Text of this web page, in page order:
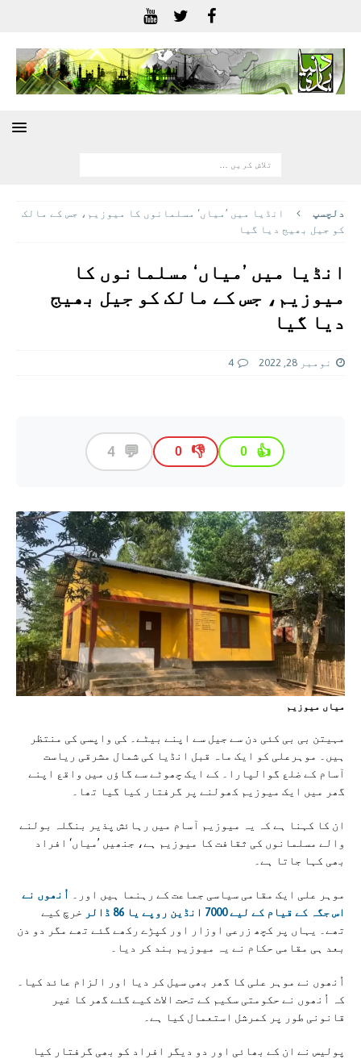
دلچسپ
انڈیا میں ’میاں‘ مسلمانوں کا میوزیم، جس کے مالک
کو جیل بھیج دیا گیا
انڈیا میں ’میاں‘ مسلمانوں کا
میوزیم، جس کے مالک کو جیل بھیج
دیا گیا
نومبر 28, 2022 4
👍
0
👎
0
💬
4
مياں ميوزيم
مہیتن بی بی کئی دن سے جیل سے اپنے بیٹے۔ کی واپسی کی منتظر
ہیں۔ موہرعلی کو ایک ماہ قبل انڈیا کی شمال مشرقی ریاست
آسام کے ضلع گوالپارا۔ کے ایک چھوٹے سے گاؤں میں واقع اپنے
گھر میں ایک میوزیم کھولنے پر گرفتار کیا گیا تھا۔
ان کا کہنا ہے کہ یہ میوزیم آسام میں رہائش پذیر بنگلہ بولنے
والے مسلمانوں کی ثقافت کا میوزیم ہے، جنھیں ’میاں‘ افراد
بھی کہا جاتا ہے۔
موہر علی ایک مقامی سیاسی جماعت کے رہنما ہیں اور۔
اُنھوں نے
اس جگہ کے قیام کے لیے 7000 انڈین روپے یا 86 ڈالر
خرچ کیے
تھے۔ یہاں پر کچھ زرعی اوزار اور کپڑے رکھے گئے تھے مگر دو دن
بعد ہی مقامی حکام نے یہ میوزیم بند کر دیا۔
اُنھوں نے موہر علی کا گھر بھی سیل کر دیا اور الزام عائد کیا۔
کہ اُنھوں نے حکومتی سکیم کے تحت الاٹ کیے گئے گھر کا غیر
قانونی طور پر کمرشل استعمال کیا ہے۔
پولیس نے ان کے بھائی اور دو دیگر افراد کو بھی گرفتار کیا